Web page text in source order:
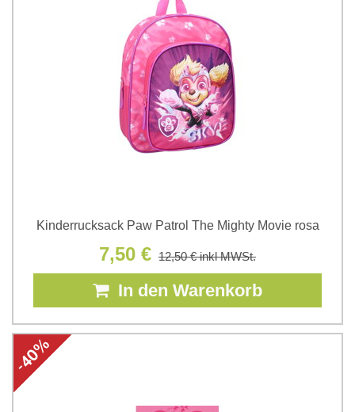
Kinderrucksack Paw Patrol The Mighty Movie rosa
7,50 € 12,50 €inkl MWSt.
In den Warenkorb